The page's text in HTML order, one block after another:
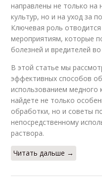
направлены не только на
культур, но и на уход за
Ключевая роль
мероприятиям, которые
болезней и вредителей
В этой статье мы
эффективных способов
использованием медного
найдете не только
обработки, но и советы
непосредственному
раствора.
Читать дальше →